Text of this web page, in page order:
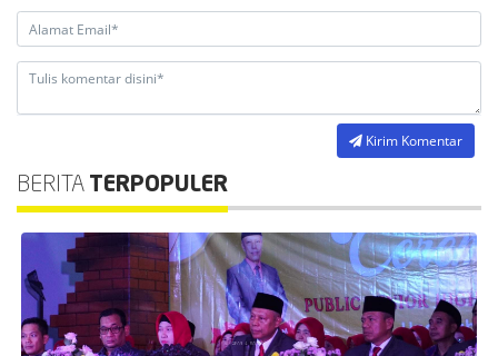
Kirim Komentar
BERITA TERPOPULER